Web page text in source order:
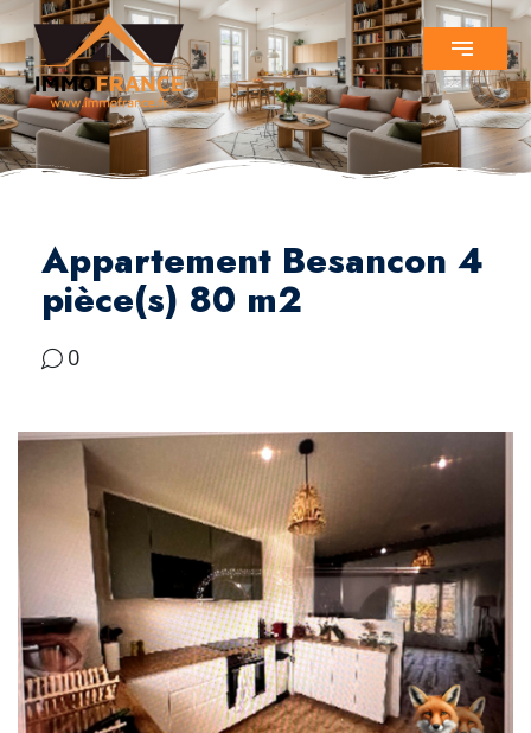
Appartement Besancon 4
pièce(s) 80 m2
0